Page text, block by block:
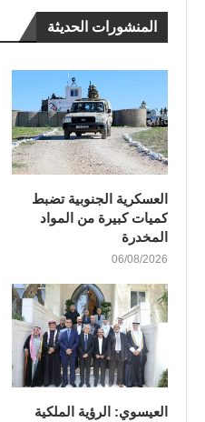
المنشورات الحديثة
العسكرية الجنوبية تضبط
كميات كبيرة من المواد
المخدرة
06/08/2026
العيسوي: الرؤية الملكية